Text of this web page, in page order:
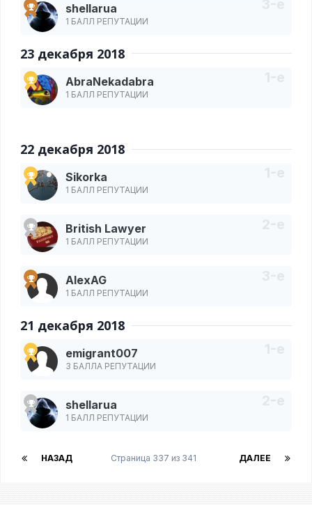
shellarua
1 БАЛЛ РЕПУТАЦИИ
23 декабря 2018
AbraNekadabra
1 БАЛЛ РЕПУТАЦИИ
22 декабря 2018
Sikorka
1 БАЛЛ РЕПУТАЦИИ
British Lawyer
1 БАЛЛ РЕПУТАЦИИ
AlexAG
1 БАЛЛ РЕПУТАЦИИ
21 декабря 2018
emigrant007
3 БАЛЛА РЕПУТАЦИИ
shellarua
1 БАЛЛ РЕПУТАЦИИ
НАЗАД ДАЛЕЕ
Страница 337 из 341